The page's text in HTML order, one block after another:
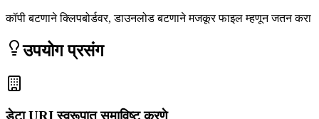
कॉपी बटणाने क्लिपबोर्डवर, डाउनलोड बटणाने मजकूर फाइल म्हणून जतन करा
उपयोग प्रसंग
डेटा URI स्वरूपात समाविष्ट करणे